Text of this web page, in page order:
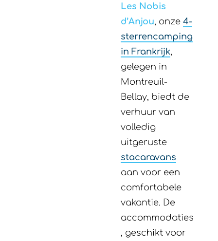
Les Nobis
d’Anjou, onze 4-
sterrencamping
in Frankrijk,
gelegen in
Montreuil-
Bellay, biedt de
verhuur van
volledig
uitgeruste
stacaravans
aan voor een
comfortabele
vakantie. De
accommodaties
, geschikt voor